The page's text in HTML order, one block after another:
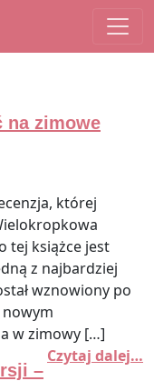
na zimowe
której
tej książce jest
z najbardziej
wznowiony po
w zimowy […]
Czytaj dalej…
–